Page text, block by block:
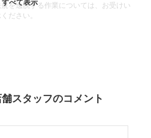
を逸脱する作業については、お受けい
ださい。
スタッフのコメント